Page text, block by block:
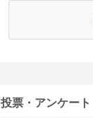
投票・アンケート